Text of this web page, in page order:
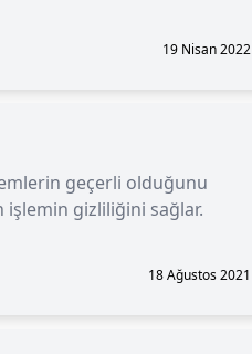
19 Nisan 2022
geçerli olduğunu
gizliliğini sağlar.
18 Ağustos 2021